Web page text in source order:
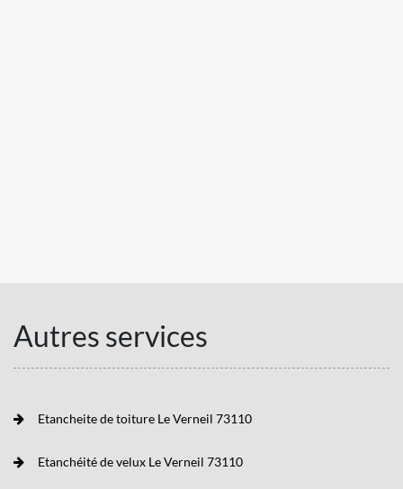
Autres services
Etancheite de toiture Le Verneil 73110
Etanchéité de velux Le Verneil 73110